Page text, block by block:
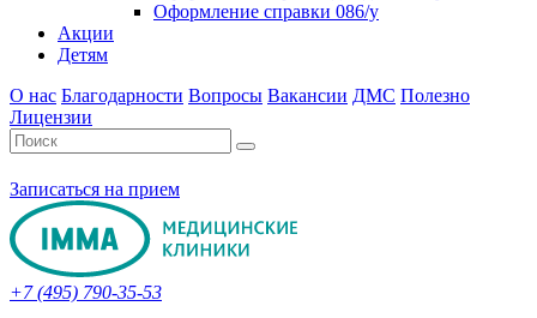
Оформление справки 086/у
Акции
Детям
О нас Благодарности Вопросы Вакансии ДМС Полезно
Лицензии
Записаться на прием
+7 (495) 790-35-53